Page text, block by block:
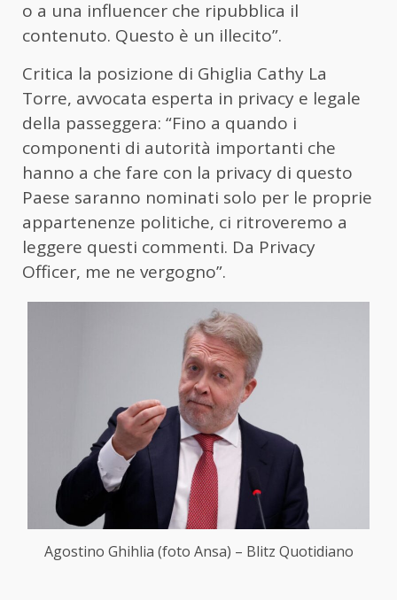
o a una influencer che ripubblica il
contenuto. Questo è un illecito”.
Critica la posizione di Ghiglia Cathy La
Torre, avvocata esperta in privacy e legale
della passeggera: “Fino a quando i
componenti di autorità importanti che
hanno a che fare con la privacy di questo
Paese saranno nominati solo per le proprie
appartenenze politiche, ci ritroveremo a
leggere questi commenti. Da Privacy
Officer, me ne vergogno”.
Agostino Ghihlia (foto Ansa) – Blitz Quotidiano